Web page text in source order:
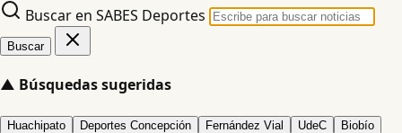
Buscar en SABES Deportes
Buscar
▲ Búsquedas sugeridas
Huachipato Deportes Concepción Fernández Vial UdeC Biobío